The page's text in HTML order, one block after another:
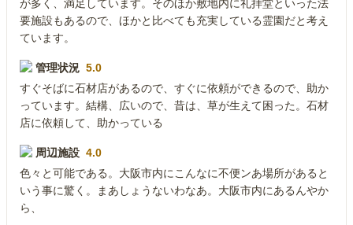
が多く、満足しています。そのほか敷地内に礼拝堂といった法
要施設もあるので、ほかと比べても充実している霊園だと考え
ています。
管理状況 5.0
すぐそばに石材店があるので、すぐに依頼ができるので、助か
っています。結構、広いので、昔は、草が生えて困った。石材
店に依頼して、助かっている
周辺施設 4.0
色々と可能である。大阪市内にこんなに不便ンあ場所があると
いう事に驚く。まあしょうないわなあ。大阪市内にあるんやか
ら、